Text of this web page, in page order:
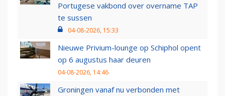
Portugese vakbond over overname TAP
te sussen
04-08-2026, 15:33
Nieuwe Privium-lounge op Schiphol opent
op 6 augustus haar deuren
04-08-2026, 14:46
Groningen vanaf nu verbonden met